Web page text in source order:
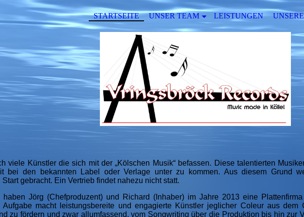
STARTSEITE UNSER TEAM LEISTUNGEN
viele Künstler die sich mit der „Kölschen Musik“ befassen. Diese talentierten
bei den bekannten Label oder Verlage unter zu kommen. Aus diesem Grund
gebracht. Ein Vertrieb findet nahezu nicht statt.
haben Jörg (Chefproduzent) und Richard (Inhaber) im Jahre 2013 eine
macht leistungsbereite und engagierte Künstler jeglicher Coleur aus dem
zu fördern und zwar allumfassend, vom Songwriting über die Produktion bis hin zur